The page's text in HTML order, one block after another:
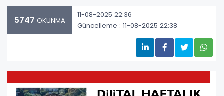
5747 OKUNMA
11-08-2025 22:36
Güncelleme : 11-08-2025 22:38